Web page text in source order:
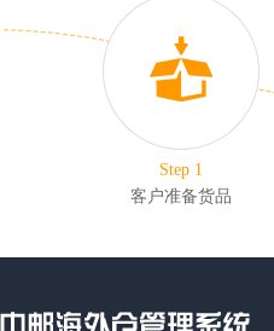
Step 1
客户准备货品